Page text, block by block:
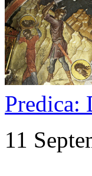
Predica:
11